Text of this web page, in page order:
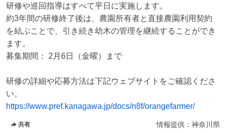
研修や巡回指導はすべて平日に実施します。
約3年間の研修終了後は、農園所有者と直接農園利用契約
を結ぶことで、引き続き幼木の管理を継続することができ
ます。
募集期間： 2月6日（金曜）まで
研修の詳細や応募方法は下記ウェブサイトをご確認くださ
https://www.pref.kanagawa.jp/docs/n8f/orangefarmer/
共有 情報提供： 神奈川県